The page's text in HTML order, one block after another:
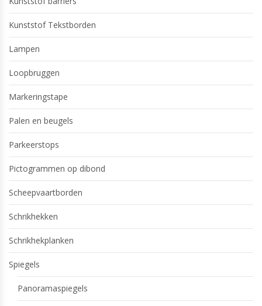
Kunststof Tekstborden
Lampen
Loopbruggen
Markeringstape
Palen en beugels
Parkeerstops
Pictogrammen op dibond
Scheepvaartborden
Schrikhekken
Schrikhekplanken
Spiegels
Panoramaspiegels